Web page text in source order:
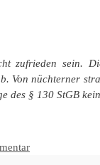
zufrieden sein.
Von nüchterner
des § 130 StGB